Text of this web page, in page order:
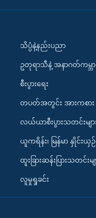
သိပ္ပံနဲ့နည်းပညာ
ဥတုရာသီနဲ့ အနာဂတ်ကမ္ဘာ
စီးပွားရေး
တပတ်အတွင်း အားကစား
လယ်ယာစီးပွားသတင်းမျာ
ယူကရိန်း၊ မြန်မာ နှိုင်းယှ
ထူးခြားဆန်းပြားသတင်းမျ
လူမှုရှုခင်း